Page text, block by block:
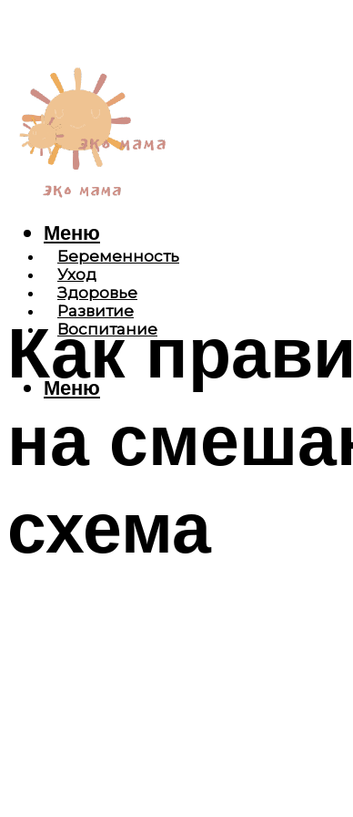
Беременность
Уход
Здоровье
Развитие
Воспитание
Меню
Меню
Как
на
схема